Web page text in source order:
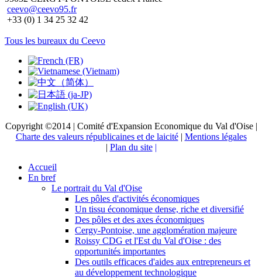
ceevo@ceevo95.fr
+33 (0) 1 34 25 32 42
Tous les bureaux du Ceevo
Copyright ©2014 | Comité d'Expansion Economique du Val d'Oise |
Charte des valeurs républicaines et de laicité| Mentions légales
| Plan du site |
Accueil
En bref
Le portrait du Val d'Oise
Les pôles d'activités économiques
Un tissu économique dense, riche et diversifié
Des pôles et des axes économiques
Cergy-Pontoise, une agglomération majeure
Roissy CDG et l'Est du Val d'Oise : des
opportunités importantes
Des outils efficaces d'aides aux entrepreneurs et
au développement technologique